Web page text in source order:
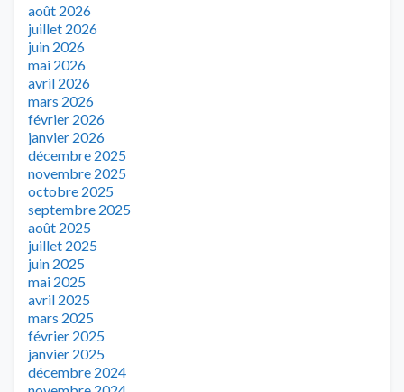
août 2026
juillet 2026
juin 2026
mai 2026
avril 2026
mars 2026
février 2026
janvier 2026
décembre 2025
novembre 2025
octobre 2025
septembre 2025
août 2025
juillet 2025
juin 2025
mai 2025
avril 2025
mars 2025
février 2025
janvier 2025
décembre 2024